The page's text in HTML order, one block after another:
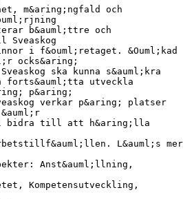
m&aring;ngfald och
b&auml;ttre och
Sveaskog
i f&ouml;retaget. &Ouml;kad
ocks&aring;
ska kunna s&auml;kra
forts&auml;tta utveckla
p&aring;
verkar p&aring; platser
bidra till att h&aring;lla
L&auml;s mer
Anst&auml;llning,
Kompetensutveckling,